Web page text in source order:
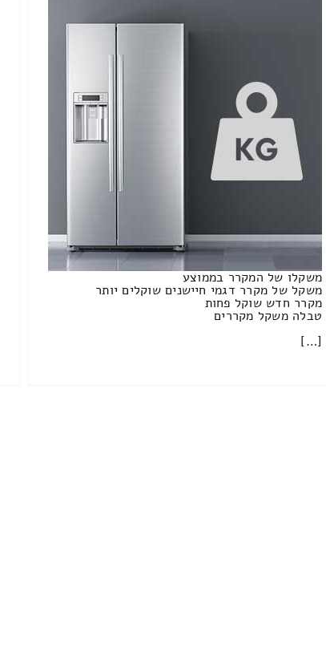
משקלו של המקרר בממוצע
משקל של מקרר דגמי חיישנים שוקלים יותר
מקרר חדש שוקל פחות
טבלה משקל מקררים
[…]